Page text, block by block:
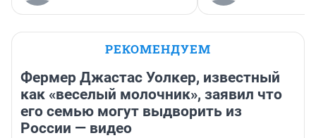
РЕКОМЕНДУЕМ
Фермер Джастас Уолкер, известный
как «веселый молочник», заявил что
его семью могут выдворить из
России — видео